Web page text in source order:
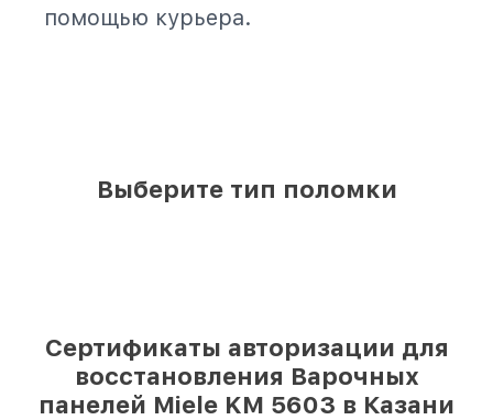
помощью курьера.
Выберите тип поломки
Сертификаты авторизации для
восстановления Варочных
панелей Miele KM 5603 в Казани